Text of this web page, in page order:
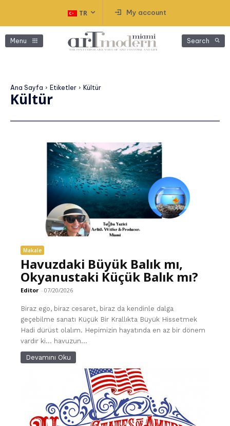
TR My account
Menu Search
Ana Sayfa Etiketler Kültür
Kültür
Makale
Havuzdaki Büyük Balık mı,
Okyanustaki Küçük Balık mı?
Editor - 07/20/2026
Biraz ego, biraz cesaret, biraz da kendinle dalga
geçebilme sanatı Küçük Bir Krallıkta Büyük Hissetmek
Hadi dürüst olalım. Hepimizin hayatında en az bir dönem
vardır ki… havuzun...
Devamını Oku